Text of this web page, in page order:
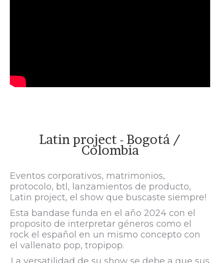
Latin project - Bogotá /
Colombia
Eventos corporativos, matrimonios,
protocolo, btl, lanzamientos de producto,
Latin project, el show que buscaste siempre!
Esta bandase funda en el año 2024 con el
proposito de interpretar géneros como el
rock el español en un mismo concepto con
el vallenato pop, tropipop.